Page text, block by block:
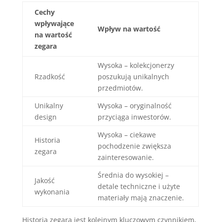
Cechy
wpływające
na wartość
zegara
Wpływ na wartość
Rzadkość
Wysoka – kolekcjonerzy
poszukują unikalnych
przedmiotów.
Unikalny
design
Wysoka – oryginalność
przyciąga inwestorów.
Historia
zegara
Wysoka – ciekawe
pochodzenie zwiększa
zainteresowanie.
Jakość
wykonania
Średnia do wysokiej –
detale techniczne i użyte
materiały mają znaczenie.
Historia zegara jest kolejnym kluczowym czynnikiem,